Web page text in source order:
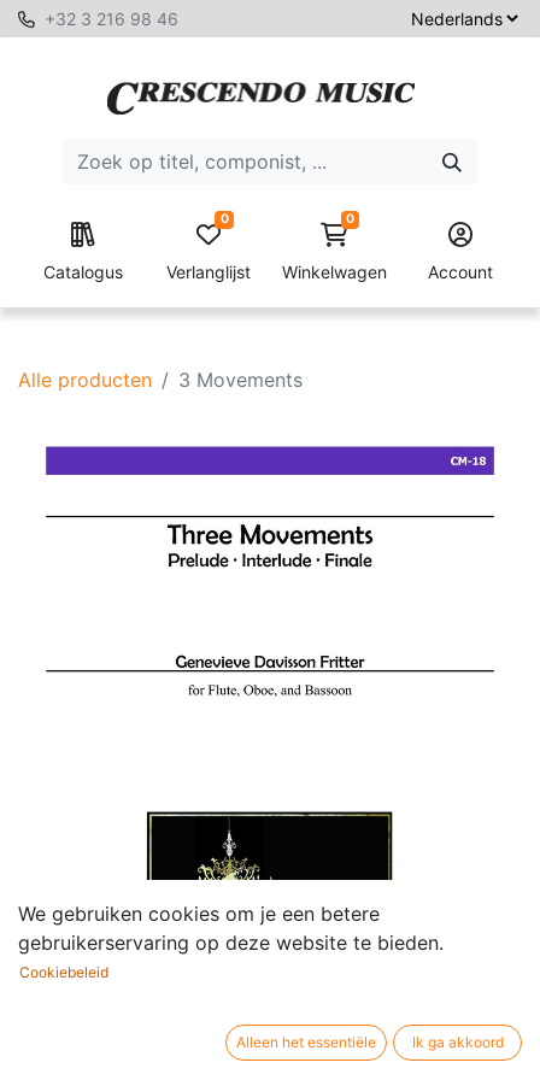
+32 3 216 98 46
Catalogus Verlanglijst
0 0
Winkelwagen Account
Alle producten 3 Movements
We gebruiken cookies om je een betere
gebruikerservaring op deze website te bieden.
Cookiebeleid
Alleen het essentiële Ik ga akkoord